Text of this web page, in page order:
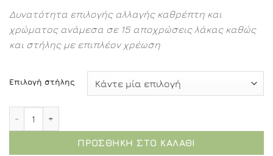
Δυνατότητα επιλογής αλλαγής καθρέπτη και
χρώματος ανάμεσα σε 15 αποχρώσεις λάκας καθώς
και στήλης με επιπλέον χρέωση
Επιλογή στήλης
ΠΡΟΣΘΉΚΗ ΣΤΟ ΚΑΛΆΘΙ